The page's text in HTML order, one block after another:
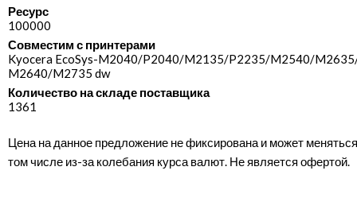
Ресурс
100000
Совместим с принтерами
Kyocera EcoSys-M2040/​P2040/​M2135/​P2235/​M2540/​
M2640/​M2735 dw
Количество на складе поставщика
1361
Цена на данное предложение не фиксирована и может
том числе из-за колебания курса валют. Не является офертой.